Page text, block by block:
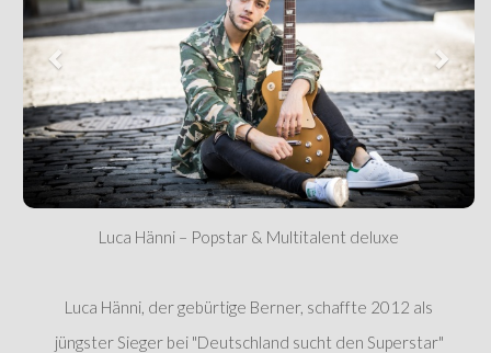
Luca Hänni – Popstar & Multitalent deluxe
Luca Hänni, der gebürtige Berner, schaffte 2012 als
jüngster Sieger bei "Deutschland sucht den Superstar"